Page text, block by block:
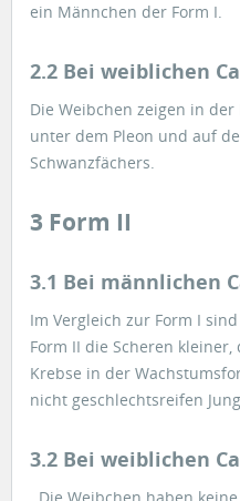
ein Männchen der Form I.
2.2 Bei weiblichen
Die Weibchen zeigen in
unter dem Pleon und auf
Schwanzfächers.
3 Form II
3.1 Bei männlichen
Im Vergleich zur Form I
Form II die Scheren
Krebse in der
nicht geschlechtsreifen
3.2 Bei weiblichen